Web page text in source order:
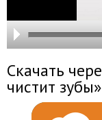
Скачать
чистит